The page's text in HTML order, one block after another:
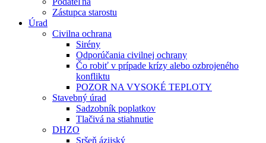
Zástupca starostu
Úrad
Civilna ochrana
Sirény
Odporúčania civilnej ochrany
Čo robiť v prípade krízy alebo ozbrojeného
konfliktu
POZOR NA VYSOKÉ TEPLOTY
Stavebný úrad
Sadzobník poplatkov
Tlačivá na stiahnutie
DHZO
Sršeň ázijský